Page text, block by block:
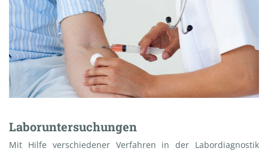
Laboruntersuchungen
Mit Hilfe verschiedener Verfahren in der Labordiagnostik